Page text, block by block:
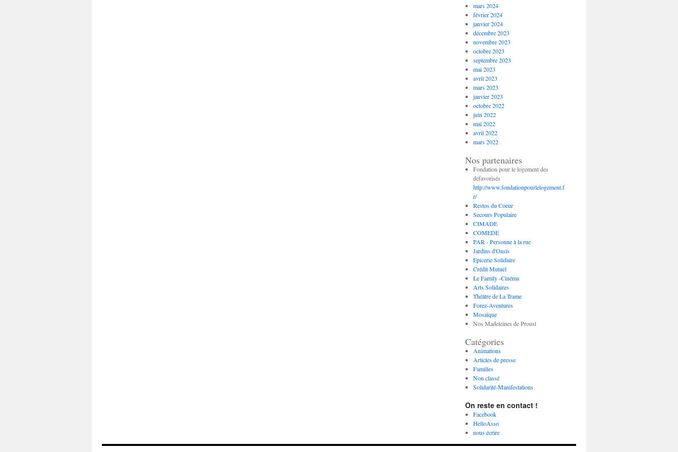
mars 2024
février 2024
janvier 2024
décembre 2023
novembre 2023
octobre 2023
septembre 2023
mai 2023
avril 2023
mars 2023
janvier 2023
octobre 2022
juin 2022
mai 2022
avril 2022
mars 2022
Nos partenaires
Fondation pour le logement des
défavorisés
http://www.fondationpourlelogement.f
r/
Restos du Coeur
Secours Populaire
CIMADE
COMEDE
PAR - Personne à la rue
Jardins d'Oasis
Epicerie Solidaire
Crédit Mutuel
Le Family -Cinéma
Arts Solidaires
Théâtre de La Trame
Forez-Aventures
Mosaïque
Nos Madeleines de Proust
Catégories
Animations
Articles de presse
Familles
Non classé
Solidarité-Manifestations
On reste en contact !
Facebook
HelloAsso
nous écrire